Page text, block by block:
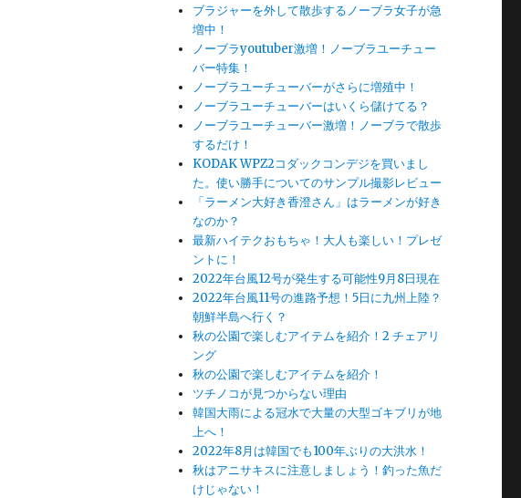
ブラジャーを外して散歩するノーブラ女子が急
増中！
ノーブラyoutuber激増！ノーブラユーチュー
バー特集！
ノーブラユーチューバーがさらに増殖中！
ノーブラユーチューバーはいくら儲けてる？
ノーブラユーチューバー激増！ノーブラで散歩
するだけ！
KODAK WPZ2コダックコンデジを買いまし
た。使い勝手についてのサンプル撮影レビュー
「ラーメン大好き香澄さん」はラーメンが好き
なのか？
最新ハイテクおもちゃ！大人も楽しい！プレゼ
ントに！
2022年台風12号が発生する可能性9月8日現在
2022年台風11号の進路予想！5日に九州上陸？
朝鮮半島へ行く？
秋の公園で楽しむアイテムを紹介！2 チェアリ
ング
秋の公園で楽しむアイテムを紹介！
ツチノコが見つからない理由
韓国大雨による冠水で大量の大型ゴキブリが地
上へ！
2022年8月は韓国でも100年ぶりの大洪水！
秋はアニサキスに注意しましょう！釣った魚だ
けじゃない！